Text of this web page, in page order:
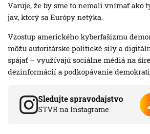
Varuje, že by sme to nemali vnímať ako
jav, ktorý sa Európy netýka.
Vzostup amerického kyberfašizmu
môžu autoritárske politické sily a
spájať – využívajú sociálne médiá na
dezinformácií a podkopávanie
Sledujte spravodajstvo
STVR na Instagrame